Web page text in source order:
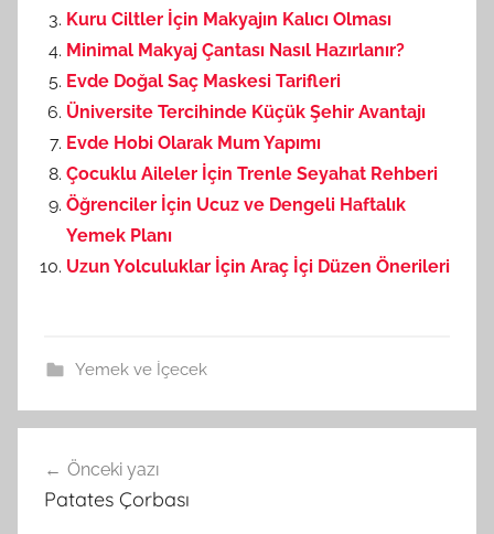
Kuru Ciltler İçin Makyajın Kalıcı Olması
Minimal Makyaj Çantası Nasıl Hazırlanır?
Evde Doğal Saç Maskesi Tarifleri
Üniversite Tercihinde Küçük Şehir Avantajı
Evde Hobi Olarak Mum Yapımı
Çocuklu Aileler İçin Trenle Seyahat Rehberi
Öğrenciler İçin Ucuz ve Dengeli Haftalık
Yemek Planı
Uzun Yolculuklar İçin Araç İçi Düzen Önerileri
Yemek ve İçecek
Yazı
gezinmesi
Önceki yazı
Patates Çorbası